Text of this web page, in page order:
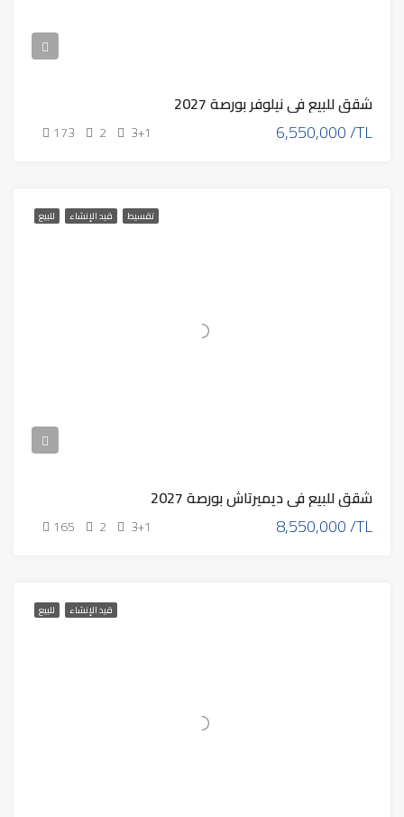
شقق للبيع في نيلوفر بورصة 2027
6,550,000 /TL
3+1
2
173
تقسيط قيد الإنشاء للبيع
شقق للبيع في ديميرتاش بورصة 2027
8,550,000 /TL
3+1
2
165
قيد الإنشاء للبيع